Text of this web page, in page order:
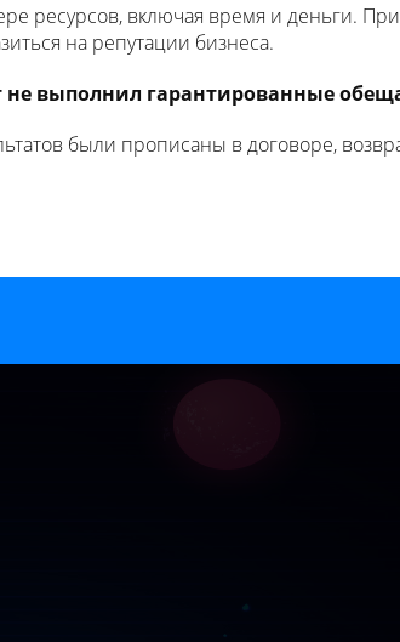
ресурсов, включая время и деньги.
на репутации бизнеса.
не выполнил гарантированные
были прописаны в договоре,